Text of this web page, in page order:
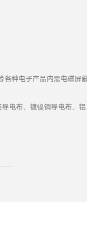
各种电子产品内需电磁屏
电布、镀镍铜导电布、铝